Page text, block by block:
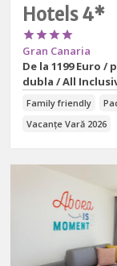
Hotels 4*

Gran Canaria
De la1199 Euro /
dubla / All
Family friendly
Vacanțe Vară 2026